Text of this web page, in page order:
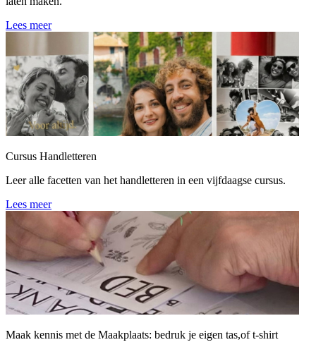
Lees meer
Cursus Handletteren
Leer alle facetten van het handletteren in een vijfdaagse cursus.
Lees meer
Maak kennis met de Maakplaats: bedruk je eigen tas,of t-shirt